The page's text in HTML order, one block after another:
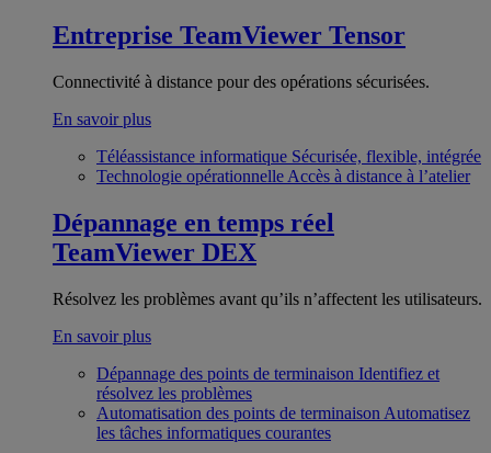
Entreprise TeamViewer Tensor
Connectivité à distance pour des opérations sécurisées.
En savoir plus
Téléassistance informatique Sécurisée, flexible, intégrée
Technologie opérationnelle Accès à distance à l’atelier
Dépannage en temps réel
TeamViewer DEX
Résolvez les problèmes avant qu’ils n’affectent les utilisateurs.
En savoir plus
Dépannage des points de terminaison Identifiez et
résolvez les problèmes
Automatisation des points de terminaison Automatisez
les tâches informatiques courantes